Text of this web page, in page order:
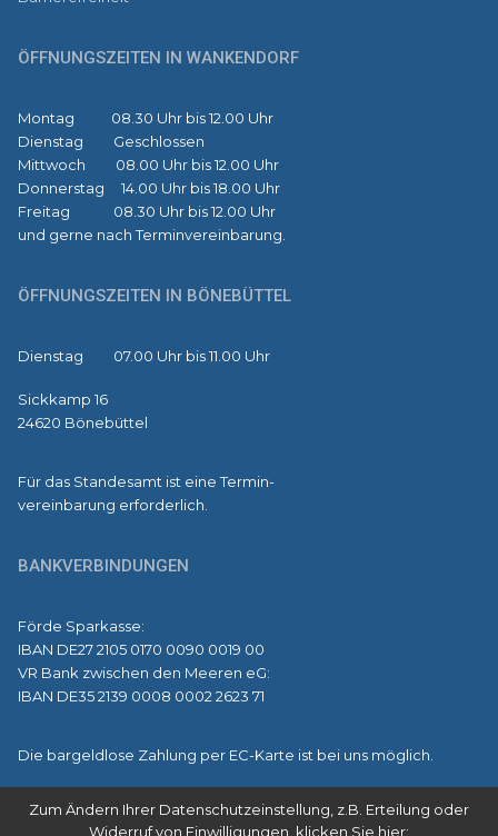
ÖFFNUNGSZEITEN IN WANKENDORF
Montag 08.30 Uhr bis 12.00 Uhr
Dienstag Geschlossen
Mittwoch 08.00 Uhr bis 12.00 Uhr
Donnerstag 14.00 Uhr bis 18.00 Uhr
Freitag 08.30 Uhr bis 12.00 Uhr
und gerne nach Terminvereinbarung.
ÖFFNUNGSZEITEN IN BÖNEBÜTTEL
Dienstag 07.00 Uhr bis 11.00 Uhr
Sickkamp 16
24620 Bönebüttel
Für das Standesamt ist eine Termin-
vereinbarung erforderlich.
BANKVERBINDUNGEN
Förde Sparkasse:
IBAN DE27 2105 0170 0090 0019 00
VR Bank zwischen den Meeren eG:
IBAN DE35 2139 0008 0002 2623 71
Die bargeldlose Zahlung per EC-Karte ist bei uns möglich.
Zum Ändern Ihrer Datenschutzeinstellung, z.B. Erteilung oder
Widerruf von Einwilligungen, klicken Sie hier: